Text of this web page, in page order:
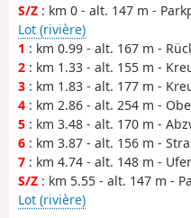
S/Z : km 0 - alt. 147 m -
Lot (rivière)
1 : km 0.99 - alt. 167 m -
2 : km 1.33 - alt. 155 m -
3 : km 1.83 - alt. 177 m -
4 : km 2.86 - alt. 254 m -
5 : km 3.48 - alt. 170 m -
6 : km 3.87 - alt. 156 m -
7 : km 4.74 - alt. 148 m -
S/Z : km 5.55 - alt. 147 m -
Lot (rivière)